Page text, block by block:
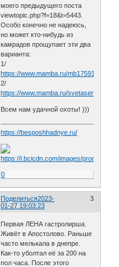
моего предыдущего поста
viewtopic.php?f=18&t=5443.
Особо конечно не надеюсь,
но может кто-нибудь из
камрадов прощупает эти два
варианта:
1/
https://www.mamba.ru/mb1759131029
2/
https://www.mamba.ru/svetaseregina
Всем нам удачной охоты! )))
https://besposhhadnye.ru/
0
Поделиться 3
2023-
01-27 19:03:23
Первая ЛЕНА гастролирша.
Живёт в Апостолово. Раньше
часто мелькала в днепре.
Как-то уболтал её за 200 на
пол часа. После этого